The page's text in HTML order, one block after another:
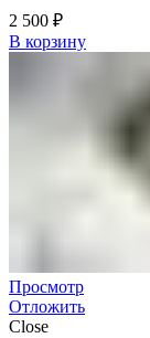
2 500 ₽
В корзину
Просмотр
Отложить
Close